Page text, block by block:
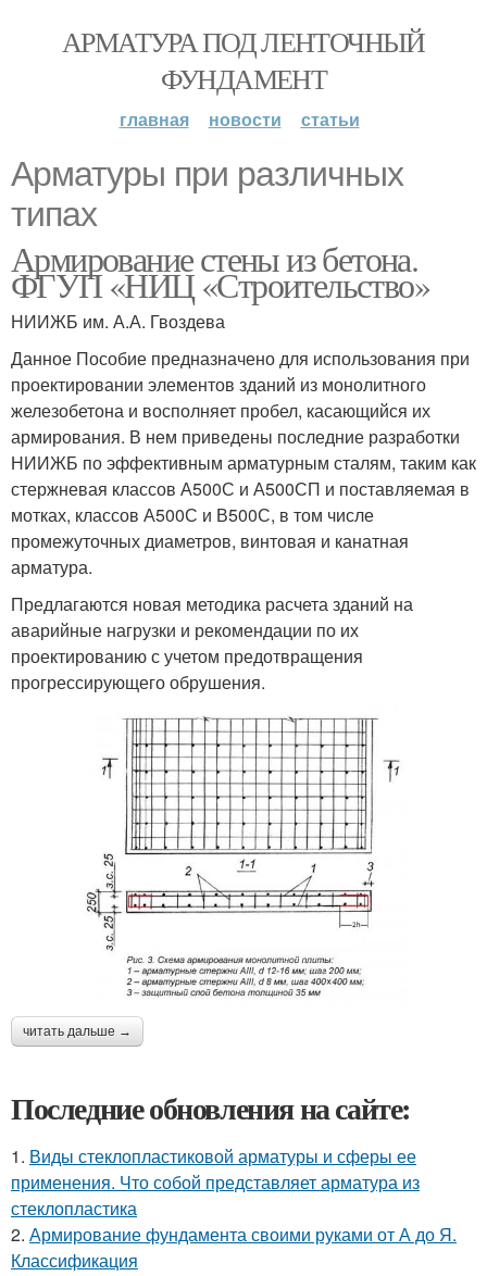
АРМАТУРА ПОД ЛЕНТОЧНЫЙ
ФУНДАМЕНТ
главная новости статьи
Арматуры при различных
типах
Армирование стены из бетона.
ФГУП «НИЦ «Строительство»
НИИЖБ им. А.А. Гвоздева
Данное Пособие предназначено для использования при
проектировании элементов зданий из монолитного
железобетона и восполняет пробел, касающийся их
армирования. В нем приведены последние разработки
НИИЖБ по эффективным арматурным сталям, таким как
стержневая классов А500С и А500СП и поставляемая в
мотках, классов А500С и В500С, в том числе
промежуточных диаметров, винтовая и канатная
арматура.
Предлагаются новая методика расчета зданий на
аварийные нагрузки и рекомендации по их
проектированию с учетом предотвращения
прогрессирующего обрушения.
читать дальше →
Последние обновления на сайте:
1. Виды стеклопластиковой арматуры и сферы ее
применения. Что собой представляет арматура из
стеклопластика
2. Армирование фундамента своими руками от А до Я.
Классификация